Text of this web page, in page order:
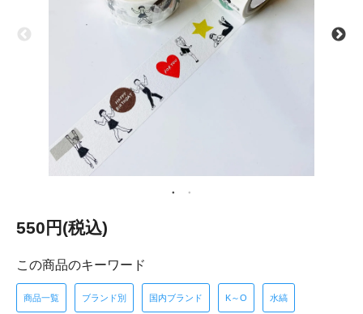
550円(税込)
この商品のキーワード
商品一覧 ブランド別 国内ブランド K～O 水縞